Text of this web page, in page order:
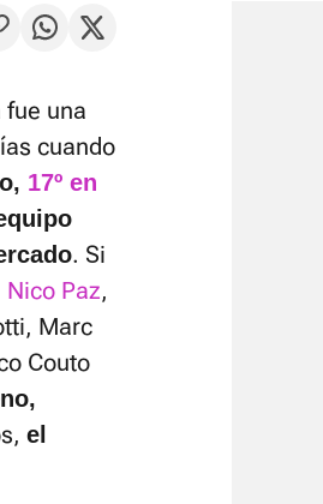
fue una
cuando
17º en
. Si
Nico Paz,
Marc
Couto
el